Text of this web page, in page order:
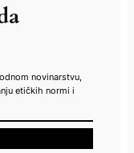
novinarstvu,
etičkih normi i